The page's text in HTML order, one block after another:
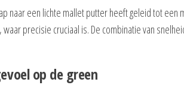
naar een lichte mallet putter heeft geleid tot een
precisie cruciaal is. De combinatie van
op de green